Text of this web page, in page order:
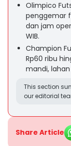
Olimpico
penggemar
dan jam
WIB.
Champion
Rp60 ribu
mandi,
This section
our editorial
Share Article